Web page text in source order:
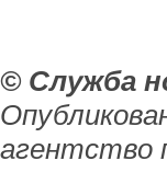
© Служба
агентство